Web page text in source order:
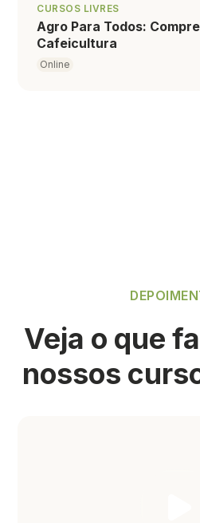
CURSOS LIVRES
Agro Para Todos:
Cafeicultura
Online
Veja o que
nossos